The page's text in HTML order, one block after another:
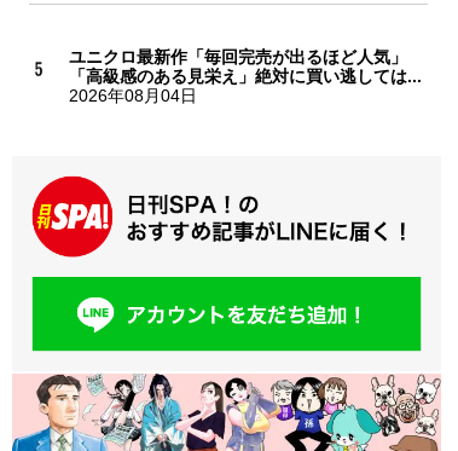
ユニクロ最新作「毎回完売が出るほど人気」
「高級感のある見栄え」絶対に買い逃しては...
2026年08月04日